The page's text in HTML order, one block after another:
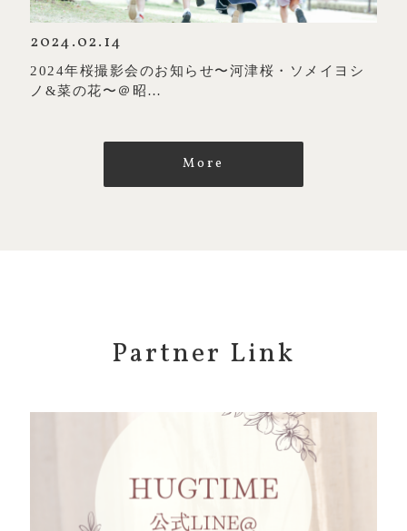
2024.02.14
2024年桜撮影会のお知らせ〜河津桜・ソメイヨシ
ノ&菜の花〜＠昭…
More
Partner Link